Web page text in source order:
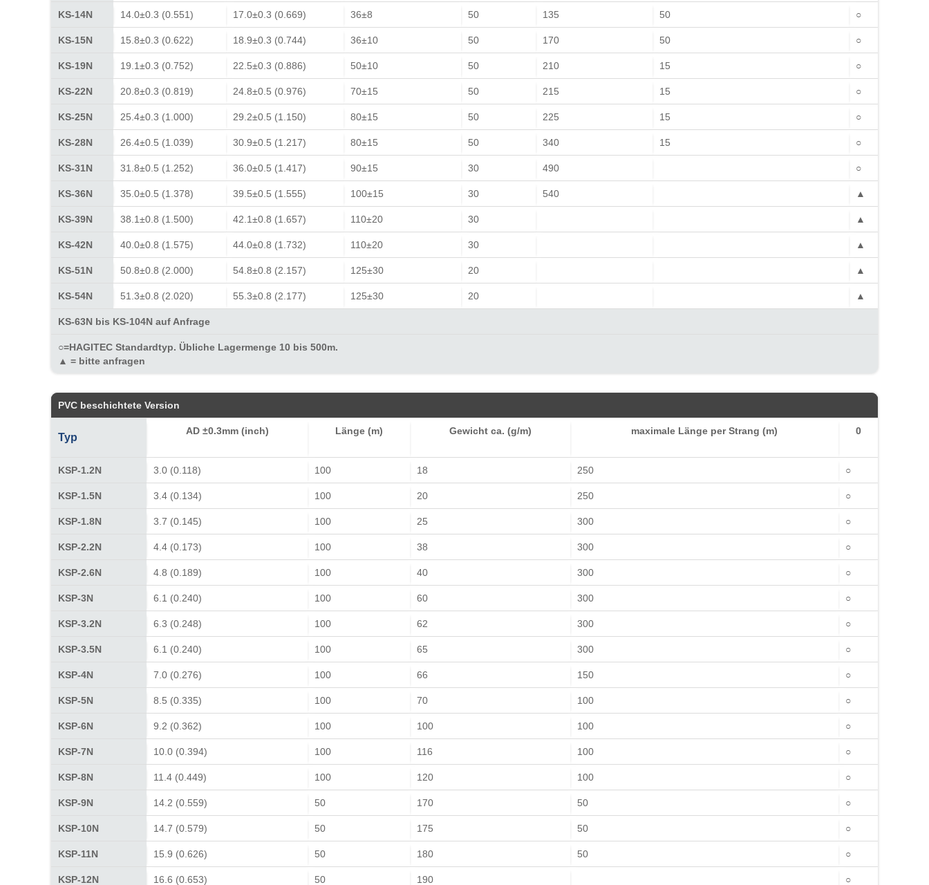
KS-14N 14.0±0.3 (0.551) 17.0±0.3 (0.669) 36±8 50 135 50 ○
KS-15N 15.8±0.3 (0.622) 18.9±0.3 (0.744) 36±10 50 170 50 ○
KS-19N 19.1±0.3 (0.752) 22.5±0.3 (0.886) 50±10 50 210 15 ○
KS-22N 20.8±0.3 (0.819) 24.8±0.5 (0.976) 70±15 50 215 15 ○
KS-25N 25.4±0.3 (1.000) 29.2±0.5 (1.150) 80±15 50 225 15 ○
KS-28N 26.4±0.5 (1.039) 30.9±0.5 (1.217) 80±15 50 340 15 ○
KS-31N 31.8±0.5 (1.252) 36.0±0.5 (1.417) 90±15 30 490 ○
KS-36N 35.0±0.5 (1.378) 39.5±0.5 (1.555) 100±15 30 540 ▲
KS-39N 38.1±0.8 (1.500) 42.1±0.8 (1.657) 110±20 30 ▲
KS-42N 40.0±0.8 (1.575) 44.0±0.8 (1.732) 110±20 30 ▲
KS-51N 50.8±0.8 (2.000) 54.8±0.8 (2.157) 125±30 20 ▲
KS-54N 51.3±0.8 (2.020) 55.3±0.8 (2.177) 125±30 20 ▲
KS-63N bis KS-104N auf Anfrage
○=HAGITEC Standardtyp. Übliche Lagermenge 10 bis 500m.
▲ = bitte anfragen
PVC beschichtete Version
Typ
AD ±0.3mm (inch) Länge (m) Gewicht ca. (g/m) maximale Länge per Strang (m) 0
KSP-1.2N 3.0 (0.118) 100 18 250 ○
KSP-1.5N 3.4 (0.134) 100 20 250 ○
KSP-1.8N 3.7 (0.145) 100 25 300 ○
KSP-2.2N 4.4 (0.173) 100 38 300 ○
KSP-2.6N 4.8 (0.189) 100 40 300 ○
KSP-3N 6.1 (0.240) 100 60 300 ○
KSP-3.2N 6.3 (0.248) 100 62 300 ○
KSP-3.5N 6.1 (0.240) 100 65 300 ○
KSP-4N 7.0 (0.276) 100 66 150 ○
KSP-5N 8.5 (0.335) 100 70 100 ○
KSP-6N 9.2 (0.362) 100 100 100 ○
KSP-7N 10.0 (0.394) 100 116 100 ○
KSP-8N 11.4 (0.449) 100 120 100 ○
KSP-9N 14.2 (0.559) 50 170 50 ○
KSP-10N 14.7 (0.579) 50 175 50 ○
KSP-11N 15.9 (0.626) 50 180 50 ○
KSP-12N 16.6 (0.653) 50 190 ○